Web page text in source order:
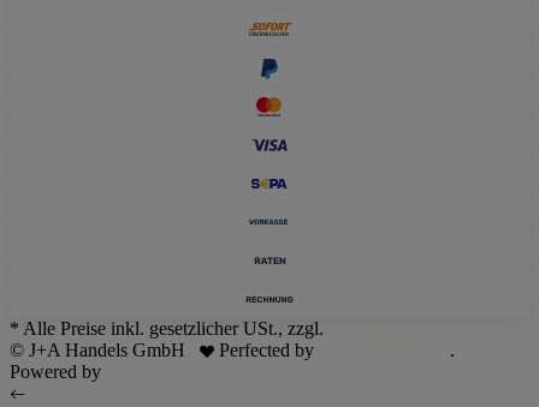
* Alle Preise inkl. gesetzlicher USt., zzgl.
© J+A Handels GmbH
Perfected by
.
Powered by